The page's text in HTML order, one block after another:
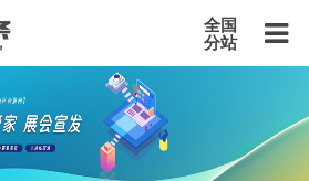
全国
分站
重庆站 天津站 江苏站
浙江站
山西站 河南站 河北站
黑龙江站